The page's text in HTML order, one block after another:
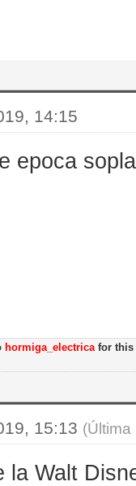
14:15
epoca
hormiga_electricafor this
15:13
la Walt